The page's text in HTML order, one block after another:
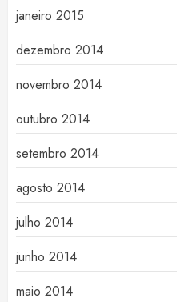
janeiro 2015
dezembro 2014
novembro 2014
outubro 2014
setembro 2014
agosto 2014
julho 2014
junho 2014
maio 2014